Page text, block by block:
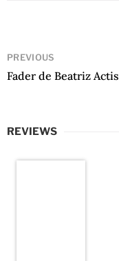
PREVIOUS
Fader de Beatriz Actis
REVIEWS